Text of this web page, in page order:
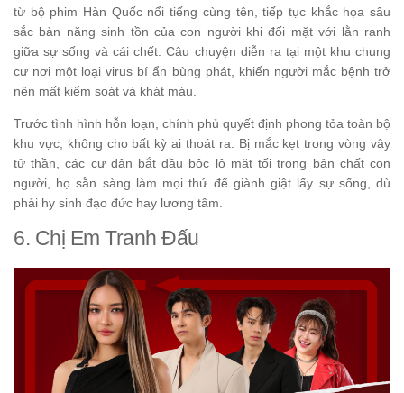
từ bộ phim Hàn Quốc nổi tiếng cùng tên, tiếp tục khắc họa sâu
sắc bản năng sinh tồn của con người khi đối mặt với lằn ranh
giữa sự sống và cái chết. Câu chuyện diễn ra tại một khu chung
cư nơi một loại virus bí ẩn bùng phát, khiến người mắc bệnh trở
nên mất kiểm soát và khát máu.
Trước tình hình hỗn loạn, chính phủ quyết định phong tỏa toàn bộ
khu vực, không cho bất kỳ ai thoát ra. Bị mắc kẹt trong vòng vây
tử thần, các cư dân bắt đầu bộc lộ mặt tối trong bản chất con
người, họ sẵn sàng làm mọi thứ để giành giật lấy sự sống, dù
phải hy sinh đạo đức hay lương tâm.
6. Chị Em Tranh Đấu